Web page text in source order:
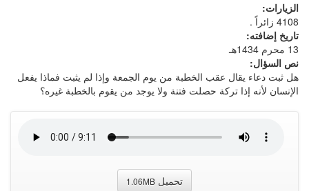
الزيارات:
4108 زائراً .
تاريخ إضافته:
13 محرم 1434هـ
نص السؤال:
هل ثبت دعاء يقال عقب الخطبة من يوم الجمعة وإذا لم يثبت فماذا يفعل
الإنسان لأنه إذا تركة حصلت فتنة ولا يوجد من يقوم بالخطبة غيره؟
تحميل 1.06MB